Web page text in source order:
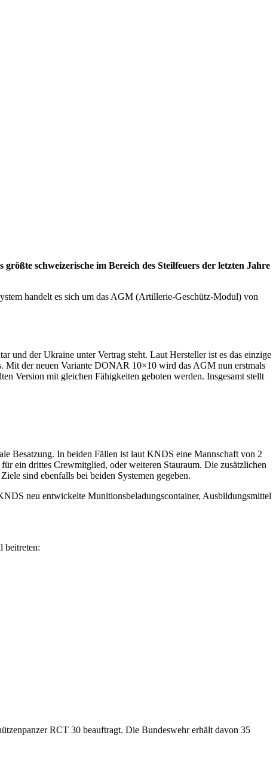
schweizerische im Bereich des Steilfeuers der letzten Jahre
handelt es sich um das AGM (Artillerie-Geschütz-Modul) von
der Ukraine unter Vertrag steht. Laut Hersteller ist es das einzige
Mit der neuen Variante DONAR 10×10 wird das AGM nun erstmals
Version mit gleichen Fähigkeiten geboten werden. Insgesamt stellt
Besatzung. In beiden Fällen ist laut KNDS eine Mannschaft von 2
ein drittes Crewmitglied, oder weiteren Stauraum. Die zusätzlichen
sind ebenfalls bei beiden Systemen gegeben.
neu entwickelte Munitionsbeladungscontainer, Ausbildungsmittel
beitreten: